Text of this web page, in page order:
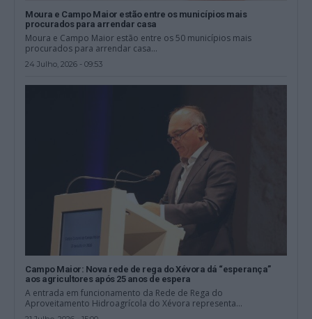
Moura e Campo Maior estão entre os municípios mais
procurados para arrendar casa
Moura e Campo Maior estão entre os 50 municípios mais
procurados para arrendar casa...
24 Julho, 2026 - 09:53
Campo Maior: Nova rede de rega do Xévora dá “esperança”
aos agricultores após 25 anos de espera
A entrada em funcionamento da Rede de Rega do
Aproveitamento Hidroagrícola do Xévora representa...